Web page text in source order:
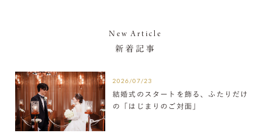
New Article
新着記事
2026/07/23
結婚式のスタートを飾る、ふたりだけ
の「はじまりのご対面」